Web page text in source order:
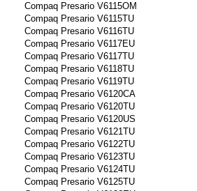
Compaq Presario V6115OM
Compaq Presario V6115TU
Compaq Presario V6116TU
Compaq Presario V6117EU
Compaq Presario V6117TU
Compaq Presario V6118TU
Compaq Presario V6119TU
Compaq Presario V6120CA
Compaq Presario V6120TU
Compaq Presario V6120US
Compaq Presario V6121TU
Compaq Presario V6122TU
Compaq Presario V6123TU
Compaq Presario V6124TU
Compaq Presario V6125TU